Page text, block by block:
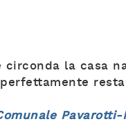
la casa
Pavarotti-